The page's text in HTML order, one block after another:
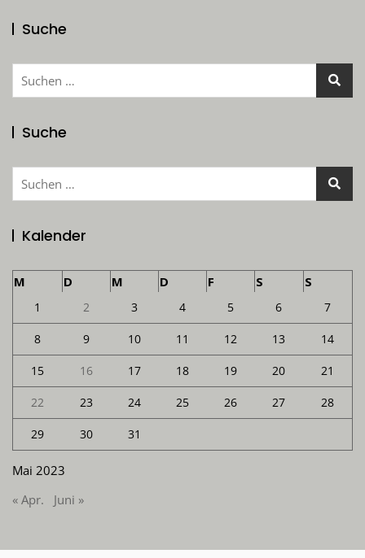
Suche
Suchen
Suche
Suchen
Kalender
Mai 2023
M D M D F S S
1 2 3 4 5 6 7
8 9 10 11 12 13 14
15 16 17 18 19 20 21
22 23 24 25 26 27 28
29 30 31
« Apr. Juni »